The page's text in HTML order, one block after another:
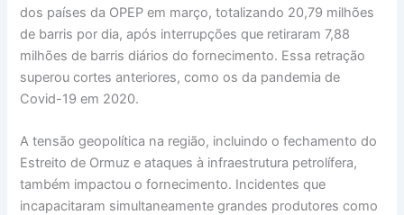
dos países da OPEP em março, totalizando 20,79 milhões
de barris por dia, após interrupções que retiraram 7,88
milhões de barris diários do fornecimento. Essa retração
superou cortes anteriores, como os da pandemia de
Covid-19 em 2020.
A tensão geopolítica na região, incluindo o fechamento do
Estreito de Ormuz e ataques à infraestrutura petrolífera,
também impactou o fornecimento. Incidentes que
incapacitaram simultaneamente grandes produtores como